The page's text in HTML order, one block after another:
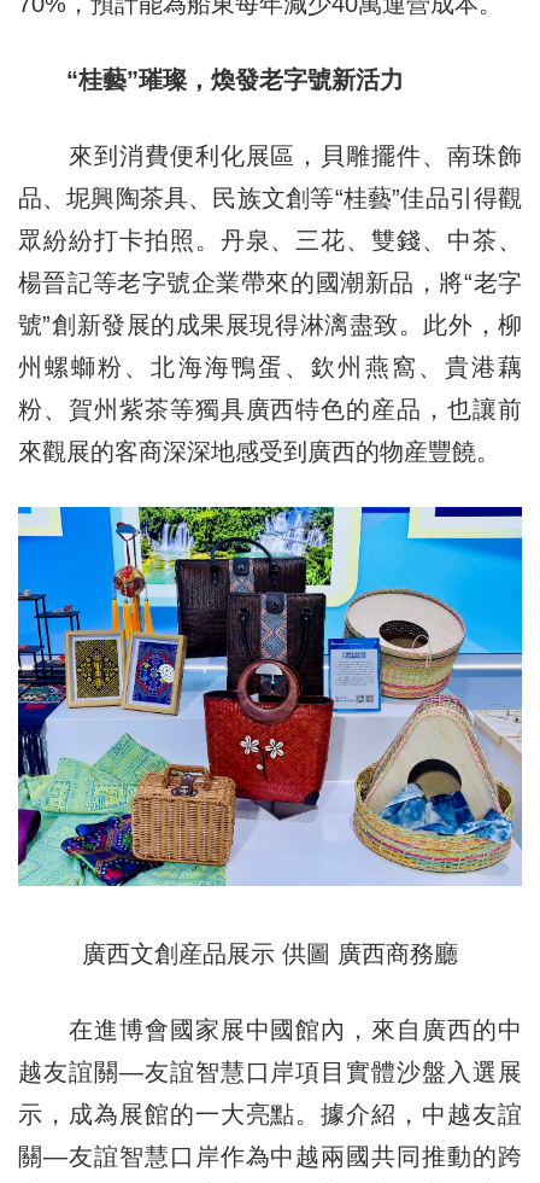
“桂藝”璀璨，煥發老字號新活力
來到消費便利化展區，貝雕擺件、南珠飾
品、坭興陶茶具、民族文創等“桂藝”佳品引得觀
眾紛紛打卡拍照。丹泉、三花、雙錢、中茶、
楊晉記等老字號企業帶來的國潮新品，將“老字
號”創新發展的成果展現得淋漓盡致。此外，柳
州螺螄粉、北海海鴨蛋、欽州燕窩、貴港藕
粉、賀州紫茶等獨具廣西特色的産品，也讓前
來觀展的客商深深地感受到廣西的物産豐饒。
廣西文創産品展示 供圖 廣西商務廳
在進博會國家展中國館內，來自廣西的中
越友誼關—友誼智慧口岸項目實體沙盤入選展
示，成為展館的一大亮點。據介紹，中越友誼
關—友誼智慧口岸作為中越兩國共同推動的跨